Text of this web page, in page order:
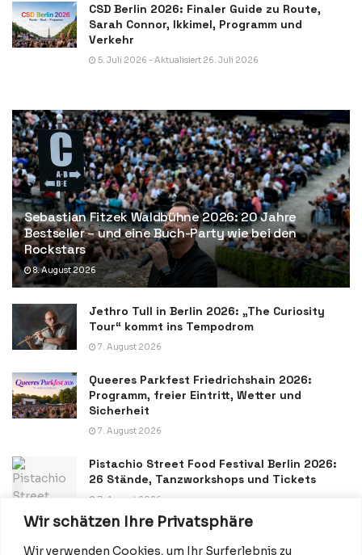
Wir schätzen Ihre Privatsphäre
Wir verwenden Cookies, um Ihr Surferlebnis zu
CSD Berlin 2026: Finaler Guide zu Route,
Sarah Connor, Ikkimel, Programm und
Verkehr
5. Juli 2026 - Aktualisiert 26. Juli 2026
Sebastian Fitzek Waldbühne 2026: 20 Jahre
Bestseller – und eine Buch-Party wie bei den
Rockstars
8. August 2026
Jethro Tull in Berlin 2026: „The Curiosity
Tour“ kommt ins Tempodrom
7. August 2026
Queeres Parkfest Friedrichshain 2026:
Programm, freier Eintritt, Wetter und
Sicherheit
7. August 2026
Pistachio Street Food Festival Berlin 2026:
26 Stände, Tanzworkshops und Tickets
7. August 2026